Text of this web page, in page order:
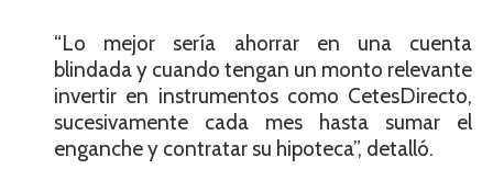
“Lo mejor sería ahorrar en una cuenta
blindada y cuando tengan un monto relevante
invertir en instrumentos como CetesDirecto,
sucesivamente cada mes hasta sumar el
enganche y contratar su hipoteca”, detalló.